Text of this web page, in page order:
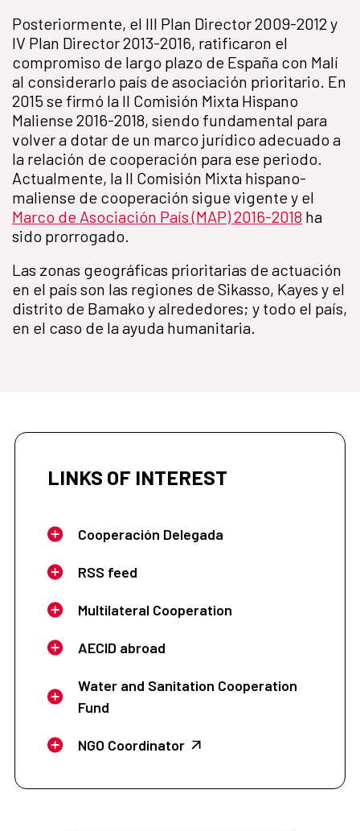
Posteriormente, el III Plan Director 2009-2012 y
IV Plan Director 2013-2016, ratificaron el
compromiso de largo plazo de España con Malí
al considerarlo país de asociación prioritario. En
2015 se firmó la II Comisión Mixta Hispano
Maliense 2016-2018, siendo fundamental para
volver a dotar de un marco jurídico adecuado a
la relación de cooperación para ese periodo.
Actualmente, la II Comisión Mixta hispano-
maliense de cooperación sigue vigente y el
Marco de Asociación País (MAP) 2016-2018 ha
sido prorrogado.
Las zonas geográficas prioritarias de actuación
en el país son las regiones de Sikasso, Kayes y el
distrito de Bamako y alrededores; y todo el país,
en el caso de la ayuda humanitaria.
LINKS OF INTEREST
Cooperación Delegada
RSS feed
Multilateral Cooperation
AECID abroad
Water and Sanitation Cooperation
Fund
NGO Coordinator